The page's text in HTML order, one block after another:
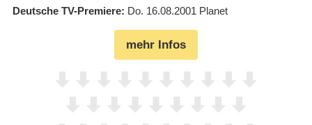
Deutsche TV-Premiere Do. 16.08.2001 Planet
mehr Infos